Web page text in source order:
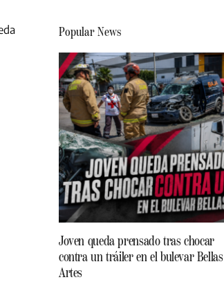
Popular News
Joven queda prensado tras chocar
contra un tráiler en el bulevar Bellas
Artes